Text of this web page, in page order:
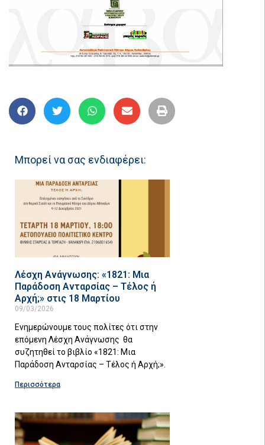
Μπορεί να σας ενδιαφέρει:
Λέσχη Ανάγνωσης: «1821: Μια
Παράδοση Ανταρσίας – Τέλος ή
Αρχή;» στις 18 Μαρτίου
09/03/2026
Ενημερώνουμε τους πολίτες ότι στην
επόμενη Λέσχη Ανάγνωσης θα
συζητηθεί το βιβλίο «1821: Μια
Παράδοση Ανταρσίας – Τέλος ή Αρχή;».
Περισσότερα